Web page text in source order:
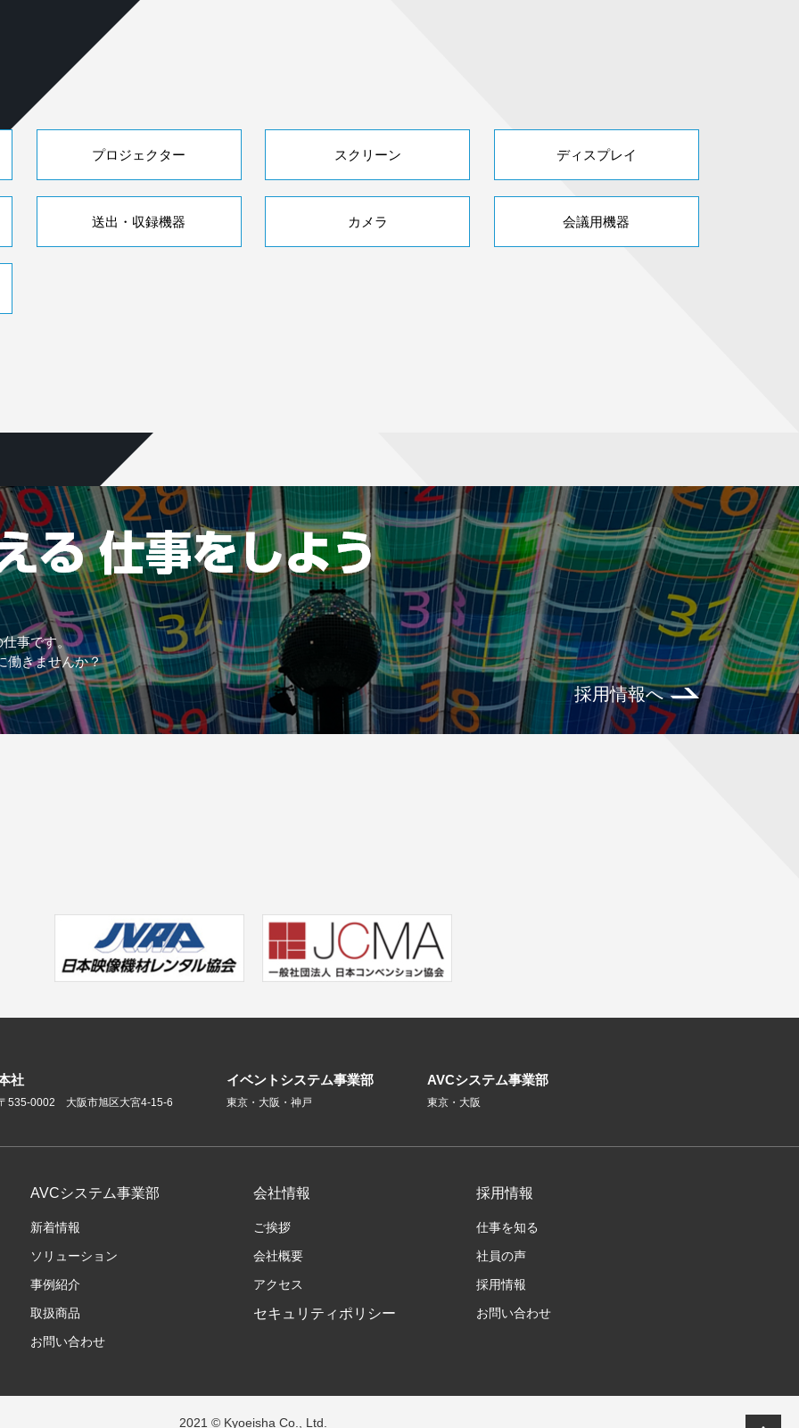
プロジェクター スクリーン ディスプレイ
送出・収録機器 カメラ 会議用機器
仕事です。
働きませんか？
採用情報へ
社
535-0002 大阪市旭区大宮4-15-6
イベントシステム事業部
東京・大阪・神戸
AVCシステム事業部
東京・大阪
AVCシステム事業部
新着情報
ソリューション
事例紹介
取扱商品
お問い合わせ
会社情報
ご挨拶
会社概要
アクセス
セキュリティポリシー
採用情報
仕事を知る
社員の声
採用情報
お問い合わせ
2021 © Kyoeisha Co., Ltd.